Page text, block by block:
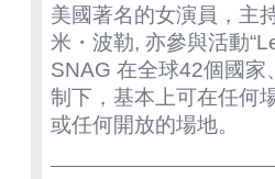
美國著名的女演員，主
米・波勒, 亦參與活動
SNAG 在全球42個國
制下，基本上可在任何
或任何開放的場地。